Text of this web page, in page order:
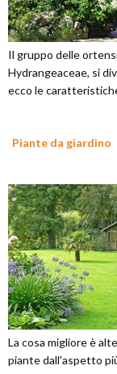
Il gruppo delle
Hydrangeaceae, si
ecco le
Piante da giardino
La cosa migliore è
piante dall'aspetto